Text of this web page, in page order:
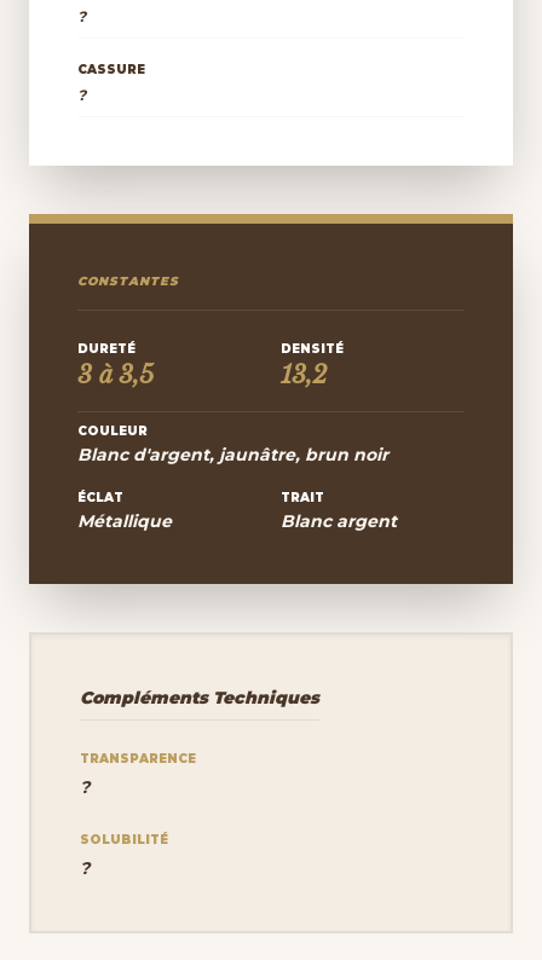
?
CASSURE
?
CONSTANTES
DURETÉ
3 à 3,5
DENSITÉ
13,2
COULEUR
Blanc d'argent, jaunâtre, brun noir
ÉCLAT
Métallique
TRAIT
Blanc argent
Compléments Techniques
TRANSPARENCE
?
SOLUBILITÉ
?